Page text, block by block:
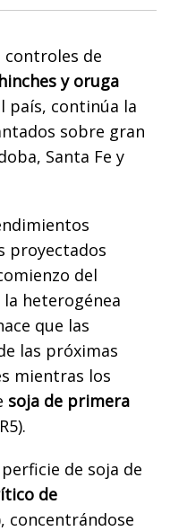
de
y oruga
país, continúa la
sobre gran
Santa Fe y
proyectados
del
heterogénea
que las
las próximas
mientras los
soja de primera
de soja de
de
concentrándose